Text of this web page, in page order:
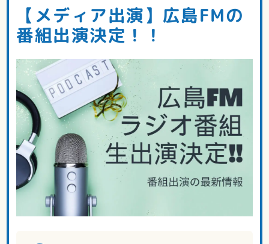
【メディア出演】広島FMの
番組出演決定！！